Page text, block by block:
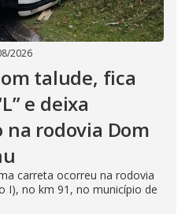
2026
talude, fica
e deixa
rodovia Dom
carreta ocorreu na rodovia
I), no km 91, no município de